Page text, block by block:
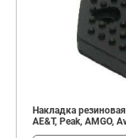
Накладка
AE&T, Peak, AMGO,